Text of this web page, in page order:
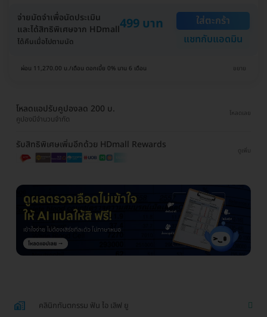
จ่ายมัดจำเพื่อนัดประเมิน
และได้สิทธิพิเศษจาก HDmall499 บาท
ได้คืนเมื่อไปตามนัด
ใส่ตะกร้า
แชทกับแอดมิน
ผ่อน 11,270.00 บ./เดือน ดอกเบี้ย 0% นาน 6 เดือน ขยาย
โหลดแอปรับคูปองลด 200 บ.
คูปองมีจำนวนจำกัด
โหลดเลย
รับสิทธิพิเศษเพิ่มอีกด้วย HDmall Rewards
ดูเพิ่ม
คลินิกทันตกรรม ฟัน ไอ เลิฟ ยู